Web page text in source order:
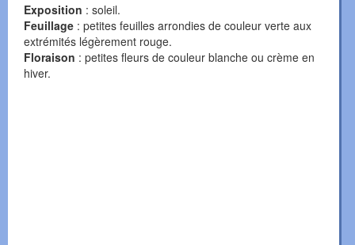
Exposition : soleil.
Feuillage : petites feuilles arrondies de couleur verte aux
extrémités légèrement rouge.
Floraison : petites fleurs de couleur blanche ou crème en
hiver.